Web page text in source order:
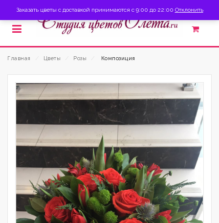
Главная Цветы Розы Композиция
Заказать цветы с доставкой принимаются с 9:00 до 22:00 Отклонить